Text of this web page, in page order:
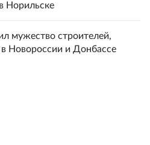
Норильске
мужество строителей,
Новороссии и Донбассе